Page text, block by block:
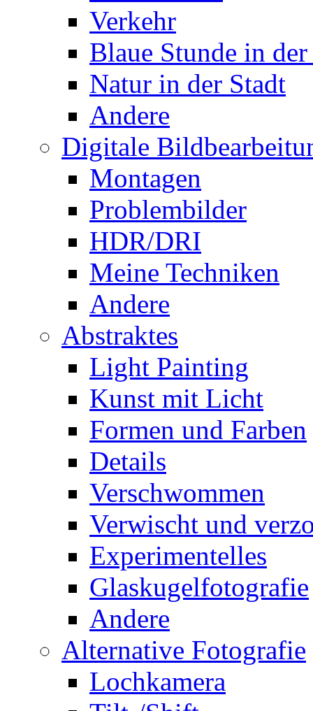
Verkehr
Blaue Stunde in
Natur in der Stadt
Andere
Digitale
Montagen
Problembilder
HDR/DRI
Meine Techniken
Andere
Abstraktes
Light Painting
Kunst mit Licht
Formen und Farben
Details
Verschwommen
Verwischt und
Experimentelles
Glaskugelfotografie
Andere
Alternative Fotografie
Lochkamera